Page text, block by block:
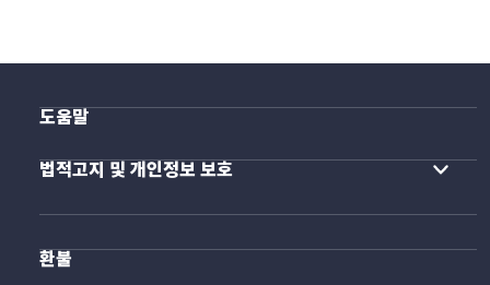
도움말
법적고지 및 개인정보 보호
환불